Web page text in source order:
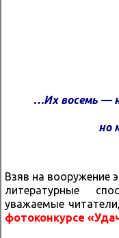
…Их восемь —
но
Взяв на вооружение
литературные
уважаемые
фотоконкурсе